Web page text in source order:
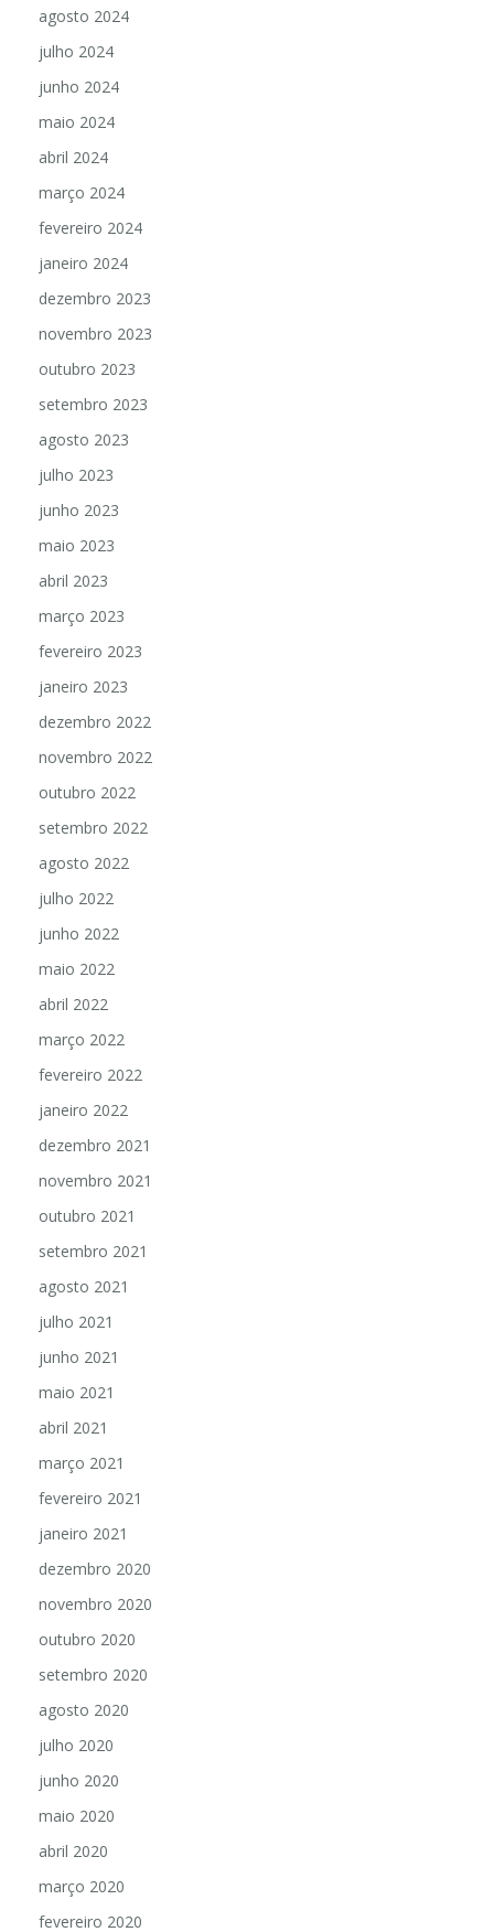
agosto 2024
julho 2024
junho 2024
maio 2024
abril 2024
março 2024
fevereiro 2024
janeiro 2024
dezembro 2023
novembro 2023
outubro 2023
setembro 2023
agosto 2023
julho 2023
junho 2023
maio 2023
abril 2023
março 2023
fevereiro 2023
janeiro 2023
dezembro 2022
novembro 2022
outubro 2022
setembro 2022
agosto 2022
julho 2022
junho 2022
maio 2022
abril 2022
março 2022
fevereiro 2022
janeiro 2022
dezembro 2021
novembro 2021
outubro 2021
setembro 2021
agosto 2021
julho 2021
junho 2021
maio 2021
abril 2021
março 2021
fevereiro 2021
janeiro 2021
dezembro 2020
novembro 2020
outubro 2020
setembro 2020
agosto 2020
julho 2020
junho 2020
maio 2020
abril 2020
março 2020
fevereiro 2020